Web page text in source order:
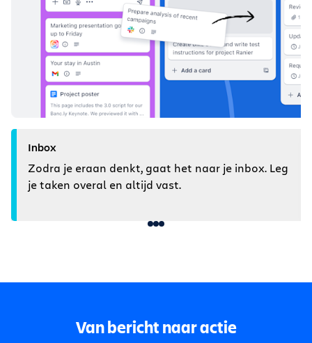
Inbox
Zodra je eraan denkt, gaat het naar je inbox. Leg
je taken overal en altijd vast.
Van bericht naar actie